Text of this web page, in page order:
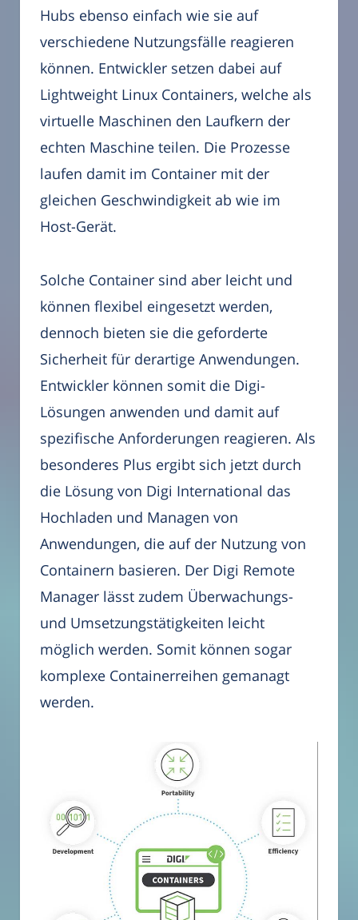
Hubs ebenso einfach wie sie auf
verschiedene Nutzungsfälle reagieren
können. Entwickler setzen dabei auf
Lightweight Linux Containers, welche als
virtuelle Maschinen den Laufkern der
echten Maschine teilen. Die Prozesse
laufen damit im Container mit der
gleichen Geschwindigkeit ab wie im
Host-Gerät.
Solche Container sind aber leicht und
können flexibel eingesetzt werden,
dennoch bieten sie die geforderte
Sicherheit für derartige Anwendungen.
Entwickler können somit die Digi-
Lösungen anwenden und damit auf
spezifische Anforderungen reagieren. Als
besonderes Plus ergibt sich jetzt durch
die Lösung von Digi International das
Hochladen und Managen von
Anwendungen, die auf der Nutzung von
Containern basieren. Der Digi Remote
Manager lässt zudem Überwachungs-
und Umsetzungstätigkeiten leicht
möglich werden. Somit können sogar
komplexe Containerreihen gemanagt
werden.